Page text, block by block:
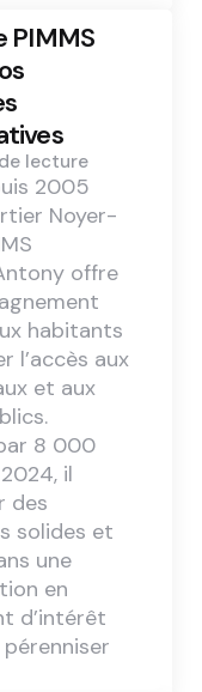
PIMMS
2005
Noyer-
offre
habitants
l’accès aux
et aux
8 000
il
des
solides et
une
en
d’intérêt